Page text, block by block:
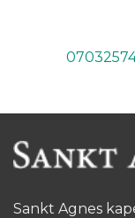
Sankt Agnes